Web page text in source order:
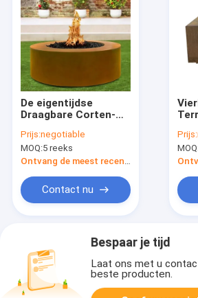
De eigentijdse
Draagbare Corten-
het Staalgas 48 Duim
Prijs:negotiable
MOQ:5 reeks
Ontvang de meest recente Prijs
Contact nu
Pit
Prijs:
Bespaar je tijd
Laat ons met u
beste producten.